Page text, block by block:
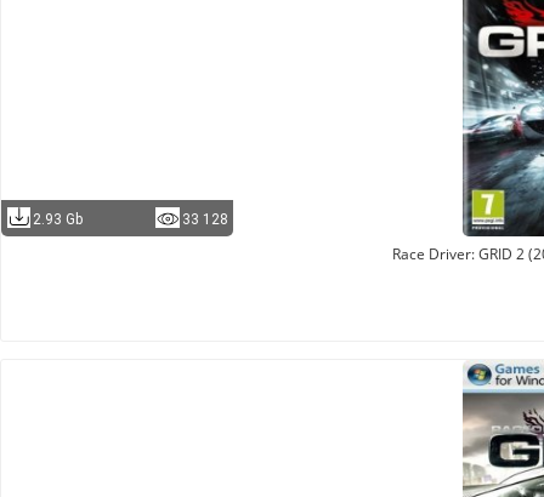
2.93 Gb 33 128
Race Driver: GRID 2